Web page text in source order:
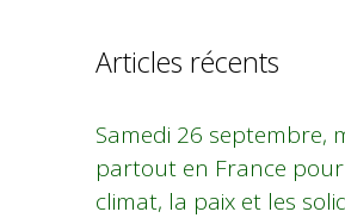
Articles récents
Samedi 26 septembre,
partout en France
climat, la paix et les